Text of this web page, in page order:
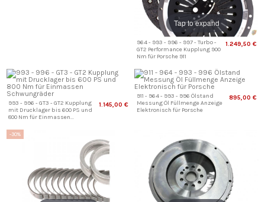
Tap to expand
964 - 993 - 996 - 997 - Turbo -
GT2 Performance Kupplung 900
Nm für Porsche 911
1.249,50 €
993 - 996 - GT3 - GT2 Kupplung
mit Drucklager bis 600 PS und
800 Nm für Einmassen...
1.145,00 €
911 - 964 - 993 - 996 Ölstand
Messung Öl Füllmenge Anzeige
Elektronisch für Porsche
895,00 €
-30%